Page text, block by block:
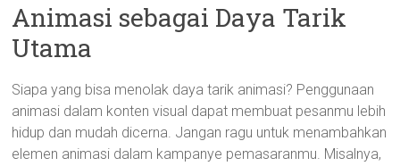
Animasi sebagai Daya Tarik
Utama
Siapa yang bisa menolak daya tarik animasi? Penggunaan
animasi dalam konten visual dapat membuat pesanmu lebih
hidup dan mudah dicerna. Jangan ragu untuk menambahkan
elemen animasi dalam kampanye pemasaranmu. Misalnya,